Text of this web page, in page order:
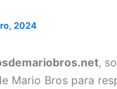
2024
,
Mario Bros para